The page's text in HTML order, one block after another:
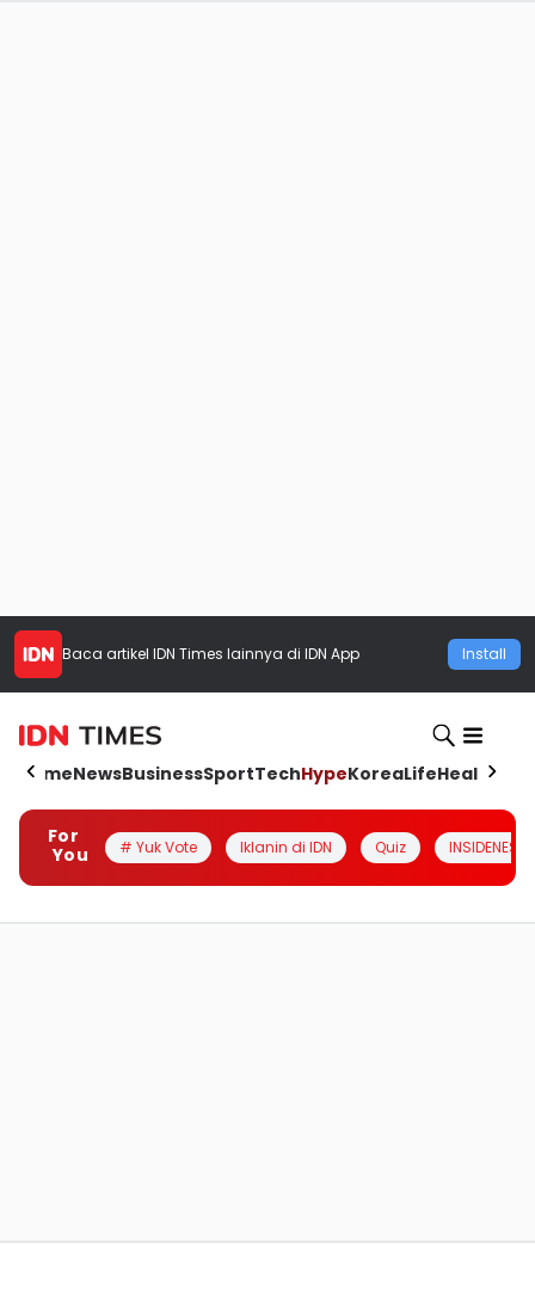
Baca artikel IDN Times lainnya di IDN App Install
HomeNewsBusinessSportTechHypeKoreaLifeHealth
For
You
# Yuk Vote Iklanin di IDN Quiz INSIDENESIA